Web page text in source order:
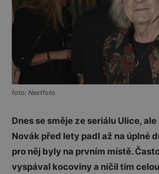
foto: Nextfoto
Dnes se směje ze seriálu Ulice,
Novák před lety padl až na úplné
pro něj byly na prvním místě.
vyspával kocoviny a ničil tím